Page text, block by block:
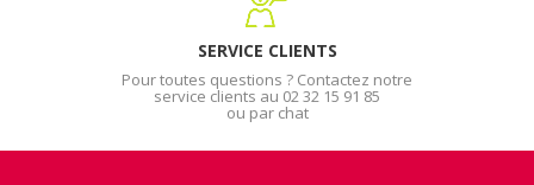
SERVICE CLIENTS
Pour toutes questions ? Contactez notre
service clients au 02 32 15 91 85
ou par chat